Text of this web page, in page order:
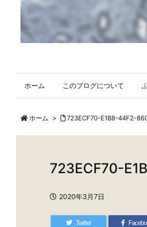
ホーム このブログについて
ホーム > 723ECF70-E1B8-44F2-
723ECF70-
2020年3月7日
Twitter